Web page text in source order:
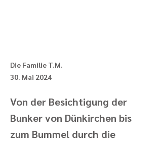
Die Familie T.M.
30. Mai 2024
Von der Besichtigung der
Bunker von Dünkirchen bis
zum Bummel durch die